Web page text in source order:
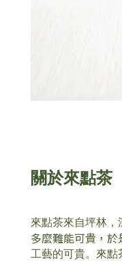
關於來點茶
來點茶來自坪林，
多麼難能可貴，
工藝的可貴。 來點